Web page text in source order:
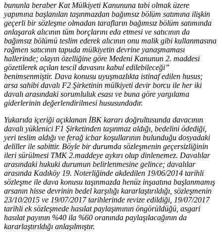
bununla beraber Kat Mülkiyeti Kanununa tabi olmak üzere
yapımına başlanılan taşınmazdan bağımsız bölüm satımına ilişkin
geçerli bir sözleşme olmadan tarafların bağımsız bölüm satımında
anlaşarak alıcının tüm borçlarını eda etmesi ve satıcının da
bağımsız bölümü teslim ederek alıcının onu malik gibi kullanmasına
rağmen satıcının tapuda mülkiyetin devrine yanaşmaması
hallerinde; olayın özelliğine göre Medeni Kanunun 2. maddesi
gözetilerek açılan tescil davasını kabul edilebileceği”
benimsenmiştir. Dava konusu uyuşmazlıkta istinaf edilen husus;
arsa sahibi davalı F2 Şirketinin mülkiyeti devir borcu ile her iki
davalı arasındaki sorumluluk esası ve buna göre yargılama
giderlerinin değerlendirilmesi hususundadır.
Yukarıda içeriği açıklanan İBK kararı doğrultusunda davacının
davalı yüklenici F1 Şirketinden taşınmaz aldığı, bedelini ödediği,
yeri teslim aldığı ve ferağ icbar koşullarının bulunduğu dosyadaki
deliller ile sabittir. Böyle bir durumda sözleşmenin geçersizliğinin
ileri sürülmesi TMK 2.maddeye aykırı olup dinlenemez. Davalılar
arasındaki hukuki durumun belirlenmesine gelince; davalılar
arasında Kadıköy 19. Noterliğinde akdedilen 19/06/2014 tarihli
sözleşme ile dava konusu taşınmazda henüz inşaatına başlanmamış
arsanın hisse devrinin bedel karşılığı kararlaştırıldığı, sözleşmenin
23/10/2015 ve 19/07/2017 tarihlerinde revize edildiği, 19/07/2017
tarihli ek sözleşmede hasılat paylaşımının öngörüldüğü, asgari
hasılat payının %40 ila %60 oranında paylaşılacağının da
kararlaştırıldığı anlaşılmıştır.